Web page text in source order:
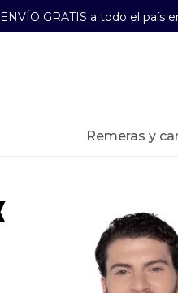
ENVÍO GRATIS a todo el país
remeras y